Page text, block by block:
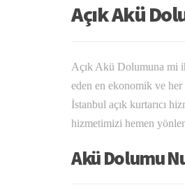
Açık Akü
Açık Akü Dolumuna mi
eden en ekonomik ve
İstanbul açık kurtarıcı
hizmetimizi hemen
Akü Dolumu